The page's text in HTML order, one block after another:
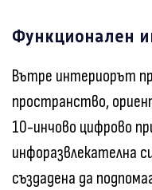
Функционален
Вътре интериорът
пространство,
10-инчово цифрово
инфоразвлекателна
създадена да